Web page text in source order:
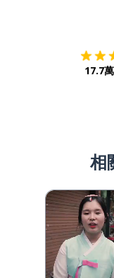
17.7
相